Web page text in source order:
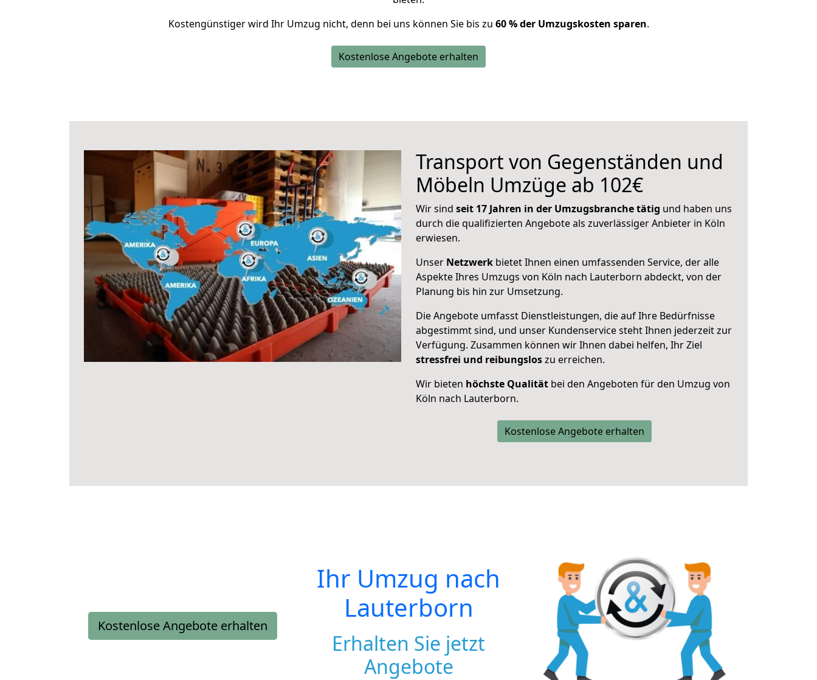
Kostengünstiger wird Ihr Umzug nicht, denn bei uns können Sie bis zu 60 % der Umzugskosten sparen.
Kostenlose Angebote erhalten
Transport von Gegenständen und
Möbeln Umzüge ab 102€
Wir sind seit 17 Jahren in der Umzugsbranche tätig und haben uns
durch die qualifizierten Angebote als zuverlässiger Anbieter in Köln
erwiesen.
Unser Netzwerk bietet Ihnen einen umfassenden Service, der alle
Aspekte Ihres Umzugs von Köln nach Lauterborn abdeckt, von der
Planung bis hin zur Umsetzung.
Die Angebote umfasst Dienstleistungen, die auf Ihre Bedürfnisse
abgestimmt sind, und unser Kundenservice steht Ihnen jederzeit zur
Verfügung. Zusammen können wir Ihnen dabei helfen, Ihr Ziel
stressfrei und reibungsloszu erreichen.
Wir bieten höchste Qualität bei den Angeboten für den Umzug von
Köln nach Lauterborn.
Kostenlose Angebote erhalten
Kostenlose Angebote erhalten
Ihr Umzug nach
Lauterborn
Erhalten Sie jetzt
Angebote